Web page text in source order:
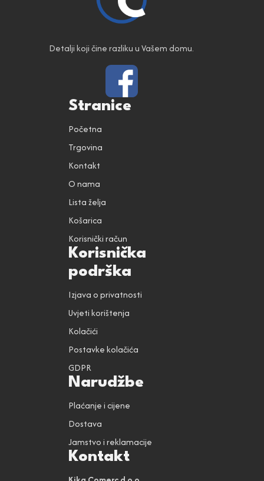
Detalji koji čine razliku u Vašem domu.
Stranice
Početna
Trgovina
Kontakt
O nama
Lista želja
Košarica
Korisnički račun
Korisnička
podrška
Izjava o privatnosti
Uvjeti korištenja
Kolačići
Postavke kolačića
GDPR
Narudžbe
Plaćanje i cijene
Dostava
Jamstvo i reklamacije
Kontakt